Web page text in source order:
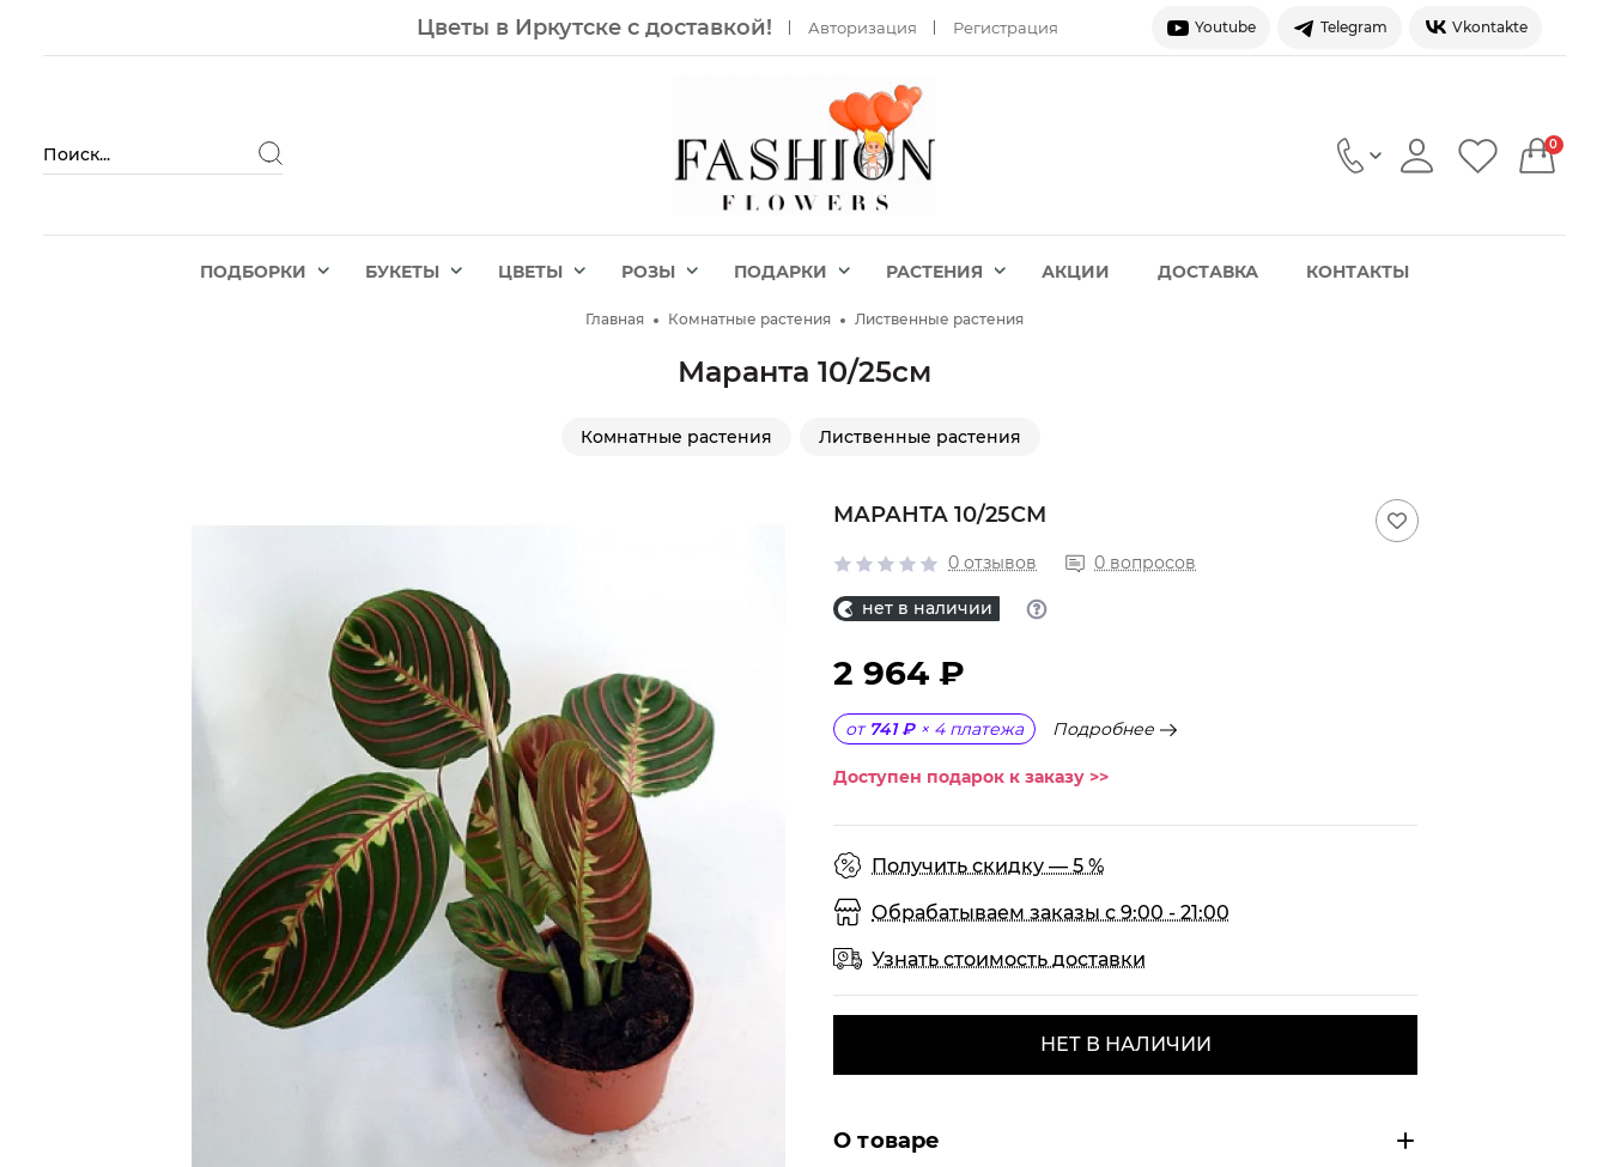
Цветы в Иркутске с доставкой! Авторизация Регистрация Youtube Telegram Vkontakte
0
ПОДБОРКИ БУКЕТЫ ЦВЕТЫ РОЗЫ ПОДАРКИ РАСТЕНИЯ АКЦИИ ДОСТАВКА КОНТАКТЫ
Главная Комнатные растения Лиственные растения
Маранта 10/25см
Комнатные растения Лиственные растения
МАРАНТА 10/25СМ
0 отзывов 0 вопросов
нет в наличии
2 964 ₽
от 741 ₽ × 4 платежа Подробнее
Доступен подарок к заказу >>
Получить скидку — 5 %
Обрабатываем заказы с 9:00 - 21:00
Узнать стоимость доставки
НЕТ В НАЛИЧИИ
О товаре